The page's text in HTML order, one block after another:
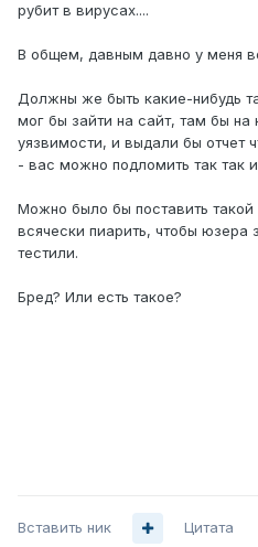
рубит в вирусах....
В общем, давным давно у меня
Должны же быть какие-нибудь
мог бы зайти на сайт, там бы на
уязвимости, и выдали бы отчет
- вас можно подломить так так
Можно было бы поставить
всячески пиарить, чтобы юзера
тестили.
Бред? Или есть такое?
Вставить ник Цитата